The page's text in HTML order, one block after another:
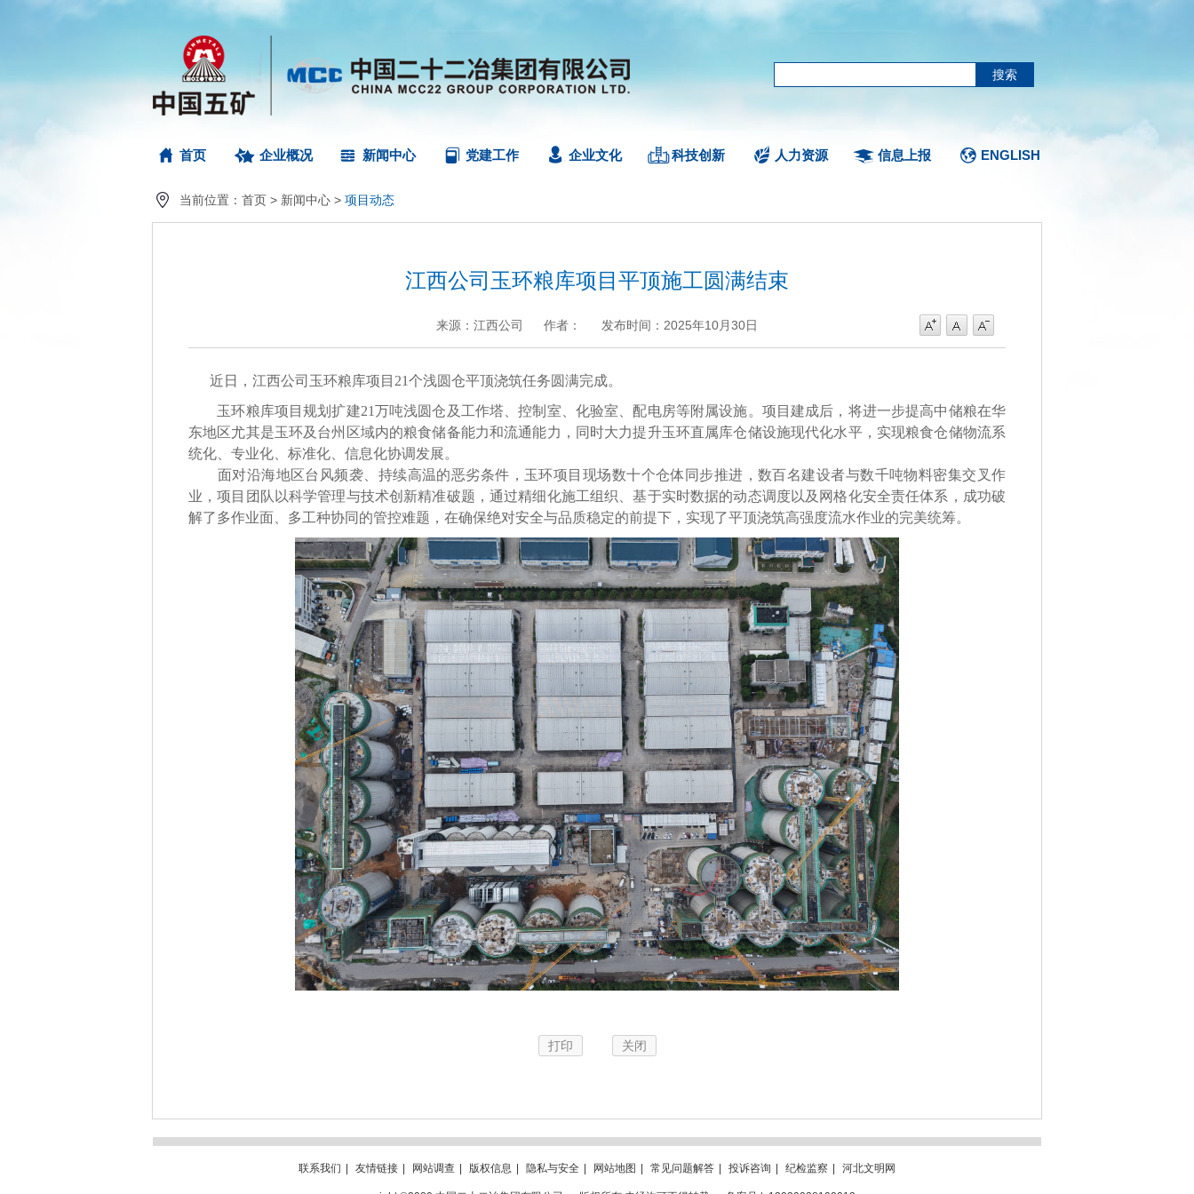
首页 企业概况 新闻中心 党建工作 企业文化 科技创新 人力资源 信息上报 ENGLISH
当前位置： 首页 > 新闻中心 > 项目动态
江西公司玉环粮库项目平顶施工圆满结束
来源：江西公司 作者： 发布时间：2025年10月30日
+ .
近日，江西公司玉环粮库项目21个浅圆仓平顶浇筑任务圆满完成。
玉环粮库项目规划扩建21万吨浅圆仓及工作塔、控制室、化验室、配电房等附属设施。项目建成后，将进一步提高中储粮在华
东地区尤其是玉环及台州区域内的粮食储备能力和流通能力，同时大力提升玉环直属库仓储设施现代化水平，实现粮食仓储物流系
统化、专业化、标准化、信息化协调发展。
面对沿海地区台风频袭、持续高温的恶劣条件，玉环项目现场数十个仓体同步推进，数百名建设者与数千吨物料密集交叉作
业，项目团队以科学管理与技术创新精准破题，通过精细化施工组织、基于实时数据的动态调度以及网格化安全责任体系，成功破
解了多作业面、多工种协同的管控难题，在确保绝对安全与品质稳定的前提下，实现了平顶浇筑高强度流水作业的完美统筹。
打印 关闭
联系我们 友情链接 网站调查 版权信息 隐私与安全 网站地图 常见问题解答 投诉咨询 纪检监察 河北文明网